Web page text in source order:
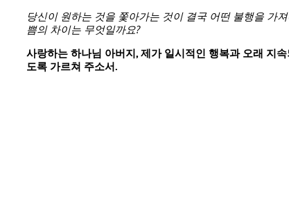
당신이 원하는 것을 쫓아가는 것이 결국 어떤 불행을 가
쁨의 차이는 무엇일까요?
사랑하는 하나님 아버지, 제가 일시적인 행복과 오래 지
도록 가르쳐 주소서.